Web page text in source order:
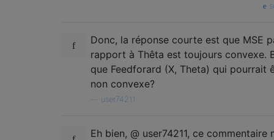
Donc, la réponse courte est que MSE
rapport à Thêta est toujours convexe.
que Feedforard (X, Theta) qui pourrait
non convexe?
user74211
Eh bien, @ user74211, ce commentaire